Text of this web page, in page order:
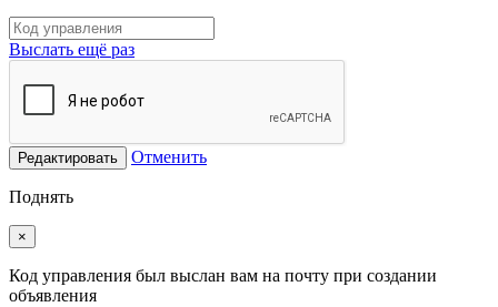
Выслать ещё раз
Редактировать Отменить
Поднять
×
Код управления был выслан вам на почту при создании
объявления